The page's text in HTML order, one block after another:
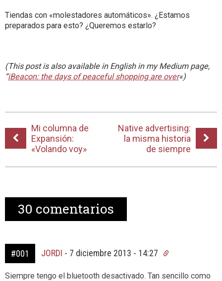
Tiendas con «molestadores automáticos». ¿Estamos
preparados para esto? ¿Queremos estarlo?
(This post is also available in English in my Medium page,
“iBeacon: the days of peaceful shopping are over«)
Mi columna de
Expansión:
«Volando voy»
Native advertising:
la misma historia
de siempre
30 comentarios
#001 JORDI - 7 diciembre 2013 - 14:27
Siempre tengo el bluetooth desactivado. Tan sencillo como